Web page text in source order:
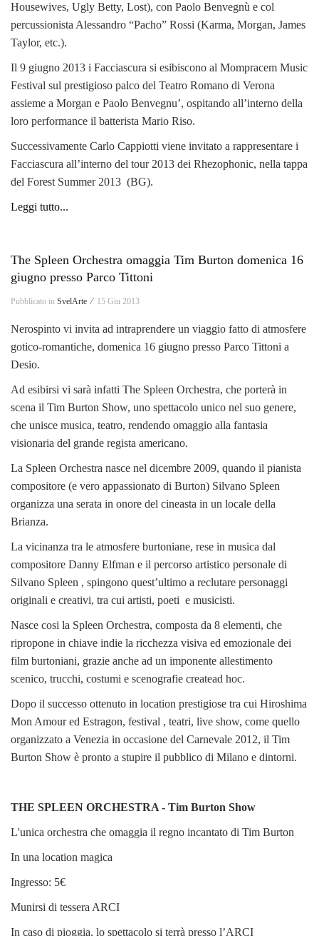
Housewives, Ugly Betty, Lost), con Paolo Benvegnù e col
percussionista Alessandro “Pacho” Rossi (Karma, Morgan, James
Taylor, etc.).
Il 9 giugno 2013 i Facciascura si esibiscono al Mompracem Music
Festival sul prestigioso palco del Teatro Romano di Verona
assieme a Morgan e Paolo Benvegnu’, ospitando all’interno della
loro performance il batterista Mario Riso.
Successivamente Carlo Cappiotti viene invitato a rappresentare i
Facciascura all’interno del tour 2013 dei Rhezophonic, nella tappa
del Forest Summer 2013 (BG).
Leggi tutto...
The Spleen Orchestra omaggia Tim Burton domenica 16
giugno presso Parco Tittoni
Pubblicato in SvelArte ⁄ 15 Giu 2013
Nerospinto vi invita ad intraprendere un viaggio fatto di atmosfere
gotico-romantiche, domenica 16 giugno presso Parco Tittoni a
Desio.
Ad esibirsi vi sarà infatti The Spleen Orchestra, che porterà in
scena il Tim Burton Show, uno spettacolo unico nel suo genere,
che unisce musica, teatro, rendendo omaggio alla fantasia
visionaria del grande regista americano.
La Spleen Orchestra nasce nel dicembre 2009, quando il pianista
compositore (e vero appassionato di Burton) Silvano Spleen
organizza una serata in onore del cineasta in un locale della
Brianza.
La vicinanza tra le atmosfere burtoniane, rese in musica dal
compositore Danny Elfman e il percorso artistico personale di
Silvano Spleen , spingono quest’ultimo a reclutare personaggi
originali e creativi, tra cui artisti, poeti e musicisti.
Nasce cosi la Spleen Orchestra, composta da 8 elementi, che
ripropone in chiave indie la ricchezza visiva ed emozionale dei
film burtoniani, grazie anche ad un imponente allestimento
scenico, trucchi, costumi e scenografie createad hoc.
Dopo il successo ottenuto in location prestigiose tra cui Hiroshima
Mon Amour ed Estragon, festival , teatri, live show, come quello
organizzato a Venezia in occasione del Carnevale 2012, il Tim
Burton Show è pronto a stupire il pubblico di Milano e dintorni.
THE SPLEEN ORCHESTRA - Tim Burton Show
L'unica orchestra che omaggia il regno incantato di Tim Burton
In una location magica
Ingresso: 5€
Munirsi di tessera ARCI
In caso di pioggia, lo spettacolo si terrà presso l’ARCI